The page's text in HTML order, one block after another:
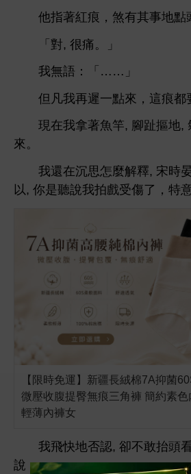
指著
痕，煞 其事 點
「對, 很痛。」
無語：「……」
但凡
再遲 點 ， 痕都
現
拿著魚竿, 腳趾摳 ,
。
還
沉 麼解釋, 宋
以,
拍戲受傷 ，特
【限時免運】新疆長絨棉7A抑菌
微壓收腹提臀無痕三角褲 簡約素
輕薄內褲女
否認, 卻 敢抬
：